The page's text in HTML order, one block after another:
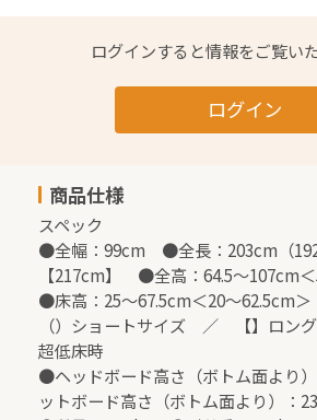
ログインすると情報をご覧い
ログイン
商品仕様
スペック
●全幅：99cm　●全長：203cm（
【217cm】　●全高：64.5～107cm
●床高：25～67.5cm＜20～62.5cm＞
（）ショートサイズ　／　【】ロン
超低床時
●ヘッドボード高さ（ボトム面より
ットボード高さ（ボトム面より）：